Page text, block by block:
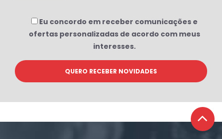
Eu concordo em receber comunicações e
ofertas personalizadas de acordo com meus
interesses.